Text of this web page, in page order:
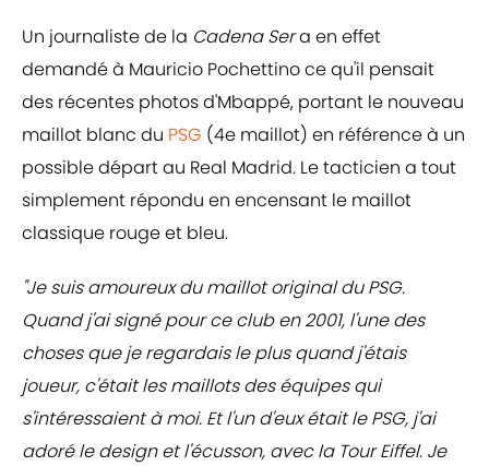
Un journaliste de la Cadena Sera en effet
demandé à Mauricio Pochettino ce qu'il pensait
des récentes photos d'Mbappé, portant le nouveau
maillot blanc du PSG (4e maillot) en référence à un
possible départ au Real Madrid. Le tacticien a tout
simplement répondu en encensant le maillot
classique rouge et bleu.
"Je suis amoureux du maillot original du PSG.
Quand j'ai signé pour ce club en 2001, l'une des
choses que je regardais le plus quand j'étais
joueur, c'était les maillots des équipes qui
s'intéressaient à moi. Et l'un d'eux était le PSG, j'ai
adoré le design et l'écusson, avec la Tour Eiffel. Je